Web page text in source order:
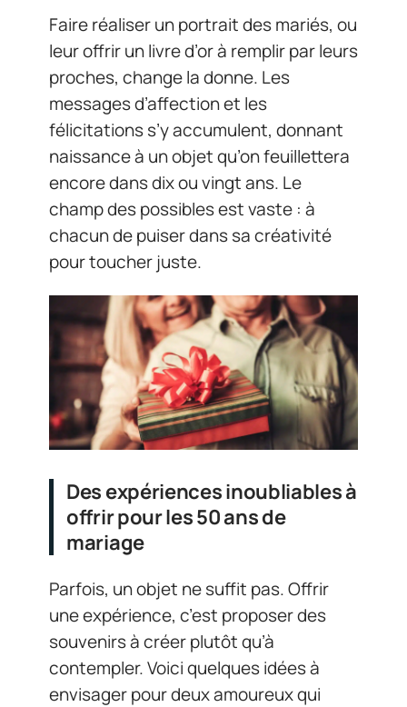
Faire réaliser un portrait des mariés, ou
leur offrir un livre d’or à remplir par leurs
proches, change la donne. Les
messages d’affection et les
félicitations s’y accumulent, donnant
naissance à un objet qu’on feuillettera
encore dans dix ou vingt ans. Le
champ des possibles est vaste : à
chacun de puiser dans sa créativité
pour toucher juste.
Des expériences inoubliables à
offrir pour les 50 ans de
mariage
Parfois, un objet ne suffit pas. Offrir
une expérience, c’est proposer des
souvenirs à créer plutôt qu’à
contempler. Voici quelques idées à
envisager pour deux amoureux qui